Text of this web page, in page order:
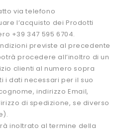
via telefono
l’acquisto dei Prodotti
+39 347 595 6704.
previste al precedente
procedere all’inoltro di un
clienti al numero sopra
i dati necessari per il suo
indirizzo Email,
di spedizione, se diverso
inoltrato al termine della